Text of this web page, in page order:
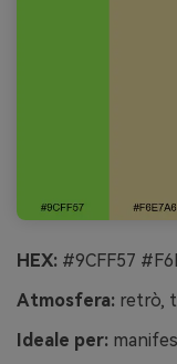
HEX: #9CFF57
Atmosfera: retrò,
Ideale per: